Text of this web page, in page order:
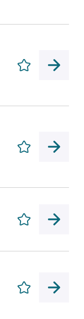
Enregistrer
Enregistrer
Enregistrer
Enregistrer